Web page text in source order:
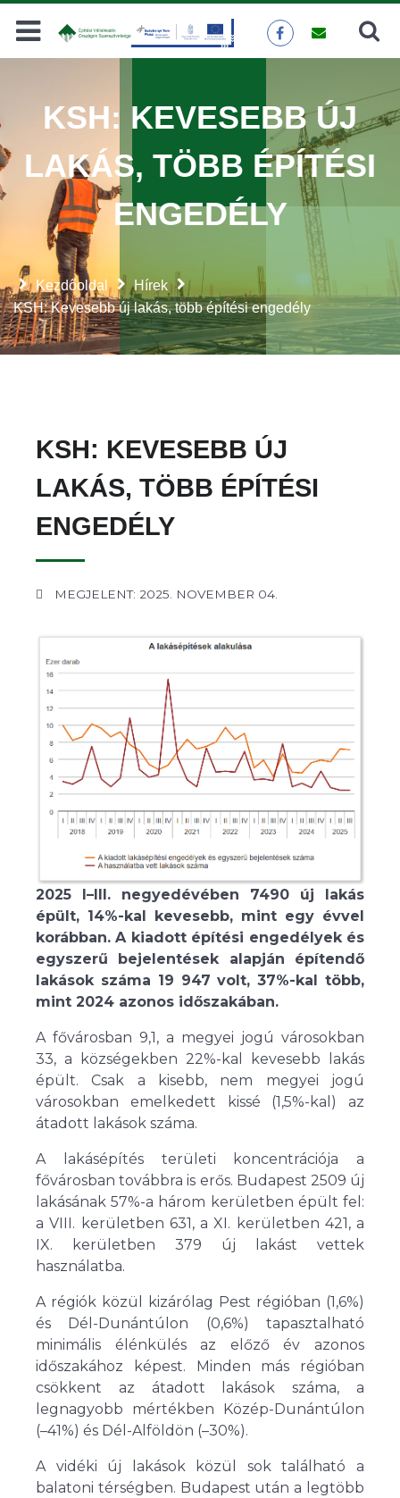
Keresés
Kezdőoldal
Hírek
KSH: Kevesebb új lakás, több építési engedély
KSH: KEVESEBB ÚJ
LAKÁS, TÖBB ÉPÍTÉSI
ENGEDÉLY
KSH: KEVESEBB ÚJ
LAKÁS, TÖBB ÉPÍTÉSI
ENGEDÉLY
MEGJELENT: 2025. NOVEMBER 04.
2025 I–III. negyedévében 7490 új lakás
épült, 14%-kal kevesebb, mint egy évvel
korábban. A kiadott építési engedélyek és
egyszerű bejelentések alapján építendő
lakások száma 19 947 volt, 37%-kal több,
mint 2024 azonos időszakában.
A fővárosban 9,1, a megyei jogú városokban
33, a községekben 22%-kal kevesebb lakás
épült. Csak a kisebb, nem megyei jogú
városokban emelkedett kissé (1,5%-kal) az
átadott lakások száma.
A lakásépítés területi koncentrációja a
fővárosban továbbra is erős. Budapest 2509 új
lakásának 57%-a három kerületben épült fel:
a VIII. kerületben 631, a XI. kerületben 421, a
IX. kerületben 379 új lakást vettek
használatba.
A régiók közül kizárólag Pest régióban (1,6%)
és Dél-Dunántúlon (0,6%) tapasztalható
minimális élénkülés az előző év azonos
időszakához képest. Minden más régióban
csökkent az átadott lakások száma, a
legnagyobb mértékben Közép-Dunántúlon
(–41%) és Dél-Alföldön (–30%).
A vidéki új lakások közül sok található a
balatoni térségben. Budapest után a legtöbb